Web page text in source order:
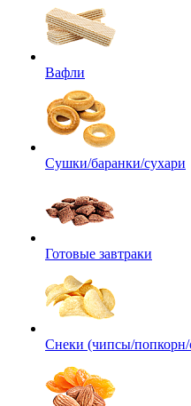
Вафли
Сушки/баранки/сухари
Готовые завтраки
Снеки (чипсы/попкорн/